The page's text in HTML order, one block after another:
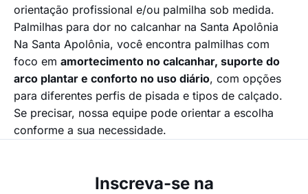
orientação profissional e/ou palmilha sob medida.
Palmilhas para dor no calcanhar na Santa Apolônia
Na Santa Apolônia, você encontra palmilhas com
foco em amortecimento no calcanhar, suporte do
arco plantar e conforto no uso diário, com opções
para diferentes perfis de pisada e tipos de calçado.
Se precisar, nossa equipe pode orientar a escolha
conforme a sua necessidade.
Inscreva-se na